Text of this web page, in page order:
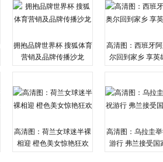
拥抱品牌世界杯 搜狐体育
营销及品牌传播沙龙
高清图：西班牙
尔回到家乡 享英
高清图：荷兰女球迷半裸
相迎 橙色美女惊艳狂欢
高清图：乌拉圭
游行 弗兰接受国